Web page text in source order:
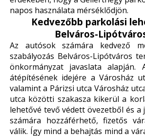
napos használata mérséklődjön.
Kedvezőbb parkolási
Belváros-
Az autósok számára kedvező
szabályozás Belváros-Lipótváros
önkormányzat javaslata alapján.
átépítésének idejére a Városház
valamint a Párizsi utca Városház
utca közötti szakasza kikerül a
lehetővé tevő védett övezetből és a
számára hozzáférhető, fizetős
válik. Így mind a behajtás mind a